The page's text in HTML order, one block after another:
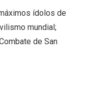
ídolos de
mundial;
de San